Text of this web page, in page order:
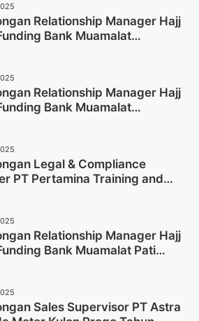
Relationship Manager Hajj
Bank Muamalat
Relationship Manager Hajj
Bank Muamalat
Legal & Compliance
PT Pertamina Training and
Relationship Manager Hajj
Bank Muamalat Pati
Sales Supervisor PT Astra